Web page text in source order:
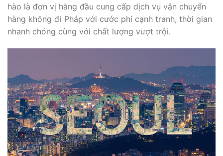
hào là đơn vị hàng đầu cung cấp dịch vụ vận chuyển
hàng không đi Pháp với cước phí cạnh tranh, thời gian
nhanh chóng cùng với chất lượng vượt trội.